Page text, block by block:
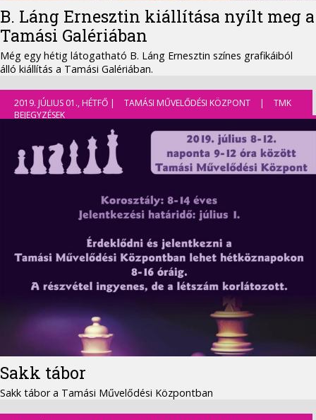
B. Láng Ernesztin kiállítása nyílt meg a
Tamási Galériában
Még egy hétig látogatható B. Láng Ernesztin színes grafikáiból
álló kiállítás a Tamási Galériában.
2019. JÚLIUS 01., HÉTFŐ | TAMÁSI MŰVELŐDÉSI KÖZPONT |
TMK
BEJEGYZÉSEK
Sakk tábor
Sakk tábor a Tamási Művelődési Központban